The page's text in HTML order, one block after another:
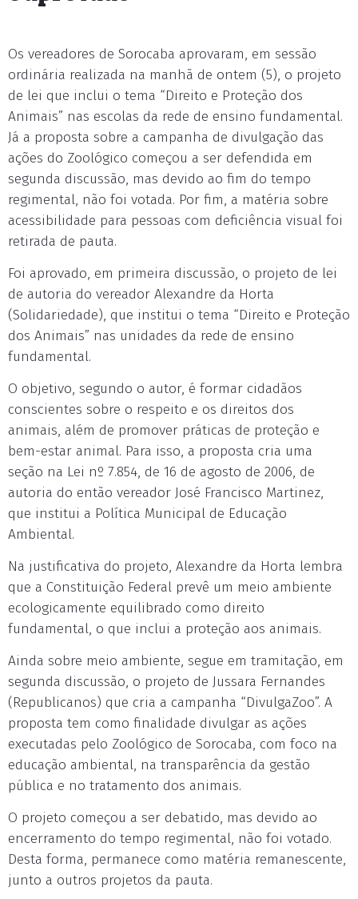
Os vereadores de Sorocaba aprovaram, em sessão
ordinária realizada na manhã de ontem (5), o projeto
de lei que inclui o tema “Direito e Proteção dos
Animais” nas escolas da rede de ensino fundamental.
Já a proposta sobre a campanha de divulgação das
ações do Zoológico começou a ser defendida em
segunda discussão, mas devido ao fim do tempo
regimental, não foi votada. Por fim, a matéria sobre
acessibilidade para pessoas com deficiência visual foi
retirada de pauta.
Foi aprovado, em primeira discussão, o projeto de lei
de autoria do vereador Alexandre da Horta
(Solidariedade), que institui o tema “Direito e Proteção
dos Animais” nas unidades da rede de ensino
fundamental.
O objetivo, segundo o autor, é formar cidadãos
conscientes sobre o respeito e os direitos dos
animais, além de promover práticas de proteção e
bem-estar animal. Para isso, a proposta cria uma
seção na Lei nº 7.854, de 16 de agosto de 2006, de
autoria do então vereador José Francisco Martinez,
que institui a Política Municipal de Educação
Ambiental.
Na justificativa do projeto, Alexandre da Horta lembra
que a Constituição Federal prevê um meio ambiente
ecologicamente equilibrado como direito
fundamental, o que inclui a proteção aos animais.
Ainda sobre meio ambiente, segue em tramitação, em
segunda discussão, o projeto de Jussara Fernandes
(Republicanos) que cria a campanha “DivulgaZoo”. A
proposta tem como finalidade divulgar as ações
executadas pelo Zoológico de Sorocaba, com foco na
educação ambiental, na transparência da gestão
pública e no tratamento dos animais.
O projeto começou a ser debatido, mas devido ao
encerramento do tempo regimental, não foi votado.
Desta forma, permanece como matéria remanescente,
junto a outros projetos da pauta.